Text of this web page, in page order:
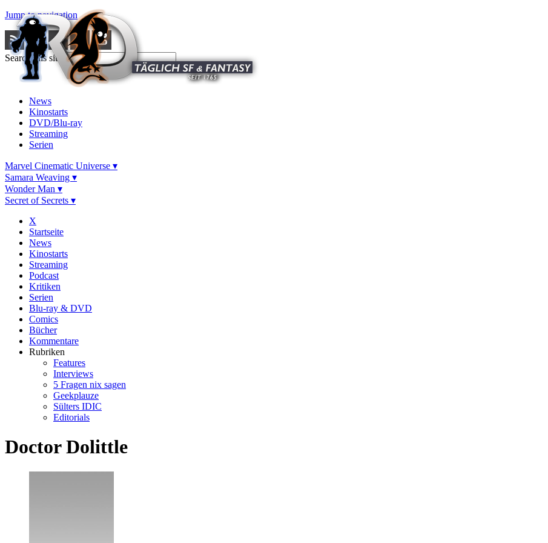
Jump to navigation
Search this site
News
Kinostarts
DVD/Blu-ray
Streaming
Serien
Marvel Cinematic Universe ▾
Samara Weaving ▾
Wonder Man ▾
Secret of Secrets ▾
X
Startseite
News
Kinostarts
Streaming
Podcast
Kritiken
Serien
Blu-ray & DVD
Comics
Bücher
Kommentare
Rubriken
Features
Interviews
5 Fragen nix sagen
Geekplauze
Sülters IDIC
Editorials
Doctor Dolittle